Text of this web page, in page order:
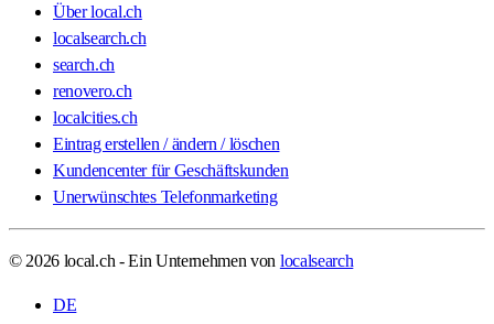
Über local.ch
localsearch.ch
search.ch
renovero.ch
localcities.ch
Eintrag erstellen / ändern / löschen
Kundencenter für Geschäftskunden
Unerwünschtes Telefonmarketing
© 2026 local.ch - Ein Unternehmen von localsearch
DE